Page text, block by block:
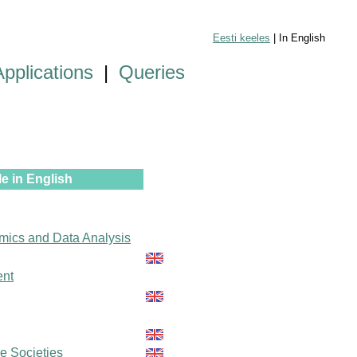
Eesti keeles | In English
| Queries
in English
and Data Analysis
Societies